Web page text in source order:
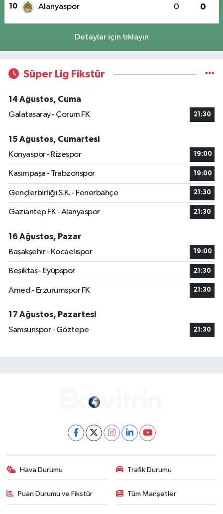
10 Alanyaspor 0 0
Detaylar için tıklayın
Süper Lig Fikstür
14 Ağustos, Cuma
Galatasaray - Çorum FK
21:30
15 Ağustos, Cumartesi
Konyaspor - Rizespor
19:00
Kasımpaşa - Trabzonspor 19:00
Gençlerbirliği S.K. - Fenerbahçe 21:30
Gaziantep FK - Alanyaspor 21:30
16 Ağustos, Pazar
Başakşehir - Kocaelispor
19:00
Beşiktaş - Eyüpspor 21:30
Amed - Erzurumspor FK 21:30
17 Ağustos, Pazartesi
Samsunspor - Göztepe
21:30
Hava Durumu Trafik Durumu
Puan Durumu ve Fikstür Tüm Manşetler